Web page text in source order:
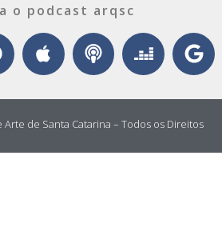
o podcast arqsc
de Santa Catarina – Todos os Direitos